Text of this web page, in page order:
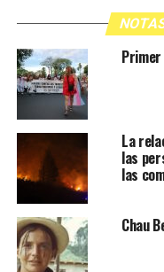
La
las
las
Chau